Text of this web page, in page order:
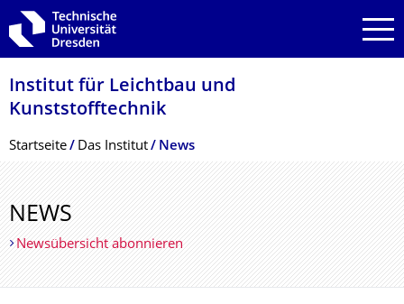
Zur Hauptnavigation springen
Zur Suche springen
Zum Inhalt springen
Institut für Leichtbau und
Kunststofftechnik
Breadcrumb-Menü
Startseite Das Institut News
NEWS
Newsübersicht abonnieren